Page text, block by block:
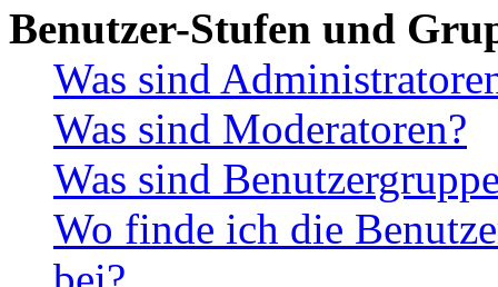
Benutzer-Stufen und
Was sind
Was sind Moderatoren?
Was sind
Wo finde ich die